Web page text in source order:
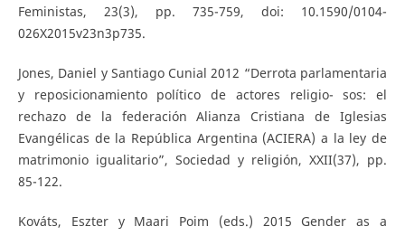
Feministas, 23(3), pp. 735-759, doi: 10.1590/0104-
026X2015v23n3p735.
Jones, Daniel y Santiago Cunial 2012 “Derrota parlamentaria
y reposicionamiento político de actores religio- sos: el
rechazo de la federación Alianza Cristiana de Iglesias
Evangélicas de la República Argentina (ACIERA) a la ley de
matrimonio igualitario”, Sociedad y religión, XXII(37), pp.
85-122.
Kováts, Eszter y Maari Poim (eds.) 2015 Gender as a